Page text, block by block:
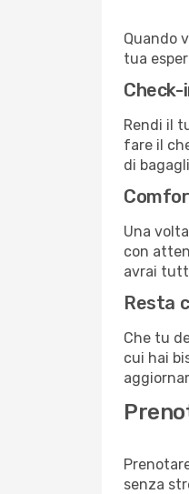
Quando
tua
Check-
Rendi il
fare il
di
Una
con
avrai
Resta
Che tu
cui hai
senza